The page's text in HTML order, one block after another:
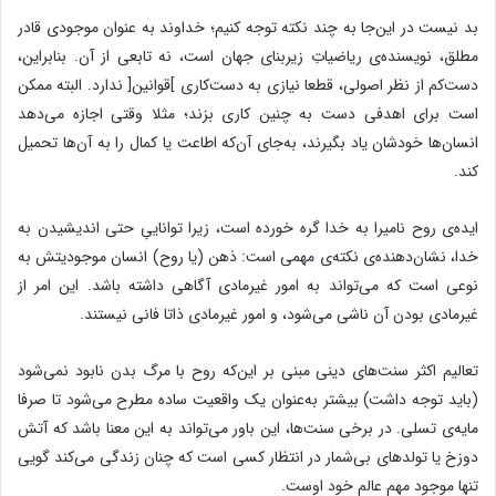
بد نیست در این‌جا به چند نکته توجه کنیم؛ خداوند به عنوان موجودی قادر
مطلق، نویسنده‌ی ریاضیاتِ زیربنای جهان است، نه تابعی از آن. بنابراین،
دست‌کم از نظر اصولی، قطعا‌ نیازی به دست‌کاری ]قوانین[ ندارد. البته ممکن
است برای اهدفی دست به چنین کاری بزند؛ مثلا‌ وقتی اجازه می‌دهد
انسان‌ها خودشان یاد بگیرند، به‌جای آن‌که اطاعت یا کمال را به آن‌ها تحمیل
کند.
ایده‌ی روح نامیرا به خدا گره خورده است، زیرا تواناییِ حتی اندیشیدن به
خدا، نشان‌دهنده‌ی نکته‌ی مهمی است: ذهن (یا روح) انسان موجودیتش به
نوعی است که می‌تواند به امور غیرمادی آگاهی داشته باشد. این امر از
غیرمادی بودن آن ناشی می‌شود، و امور غیرمادی ذاتا‌ فانی نیستند.
تعالیم اکثر سنت‌های دینی مبنی بر این‌که روح با مرگ بدن نابود نمی‌شود
(باید توجه داشت) بیشتر به‌عنوان یک واقعیت ساده مطرح می‌شود تا صرفا‌
مایه‌ی تسلی. در برخی سنت‌ها، این باور می‌تواند به این معنا باشد که آتش
دوزخ یا تولدهای بی‌شمار در انتظار کسی است که چنان زندگی می‌کند گویی
تنها موجود مهم عالم خود اوست.